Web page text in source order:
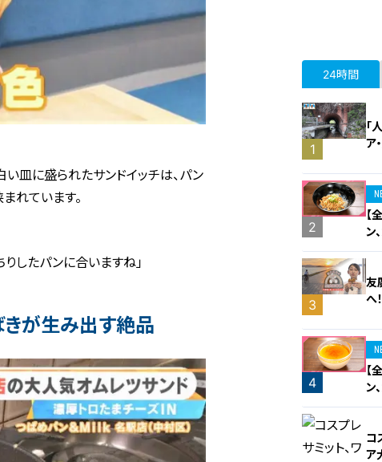
い皿に盛られたサンドイッチは、パン
れています。
りしたパンに合いますね」
が生み出す絶品
24時間
1
「
ア
2
【
ン
バ
3
友
へ
4
【
ン
コ
ア